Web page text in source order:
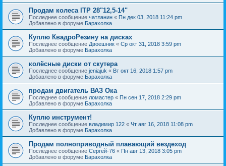
Продам колеса ITP 28"12,5-14"
Последнее сообщение чатланин « Пн дек 03, 2018 11:24 pm
Добавлено в форуме Барахолка
Куплю КвадроРезину на дисках
Последнее сообщение Двоешник « Ср окт 31, 2018 3:59 pm
Добавлено в форуме Барахолка
колёсные диски от скутера
Последнее сообщение jeniajuk « Вт окт 16, 2018 1:57 pm
Добавлено в форуме Барахолка
продам двигатель ВАЗ Ока
Последнее сообщение ломастер « Пн сен 17, 2018 2:29 pm
Добавлено в форуме Барахолка
Куплю инструмент!
Последнее сообщение владимир 122 « Чт авг 16, 2018 11:08 pm
Добавлено в форуме Барахолка
Продам полноприводный плавающий вездеход
Последнее сообщение Сергей-76 « Пн авг 13, 2018 3:05 pm
Добавлено в форуме Барахолка